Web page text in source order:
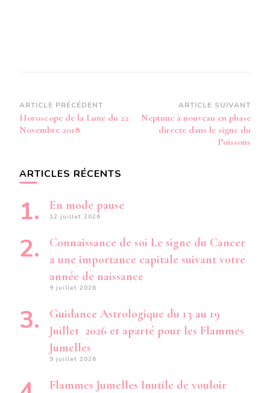
Navigation
d’article
ARTICLE PRÉCÉDENT
Horoscope de la Lune du 22
Novembre 2018
ARTICLE SUIVANT
Neptune à nouveau en phase
directe dans le signe du
Poissons
ARTICLES RÉCENTS
En mode pause
12 juillet 2026
Connaissance de soi Le signe du Cancer
a une importance capitale suivant votre
année de naissance
9 juillet 2026
Guidance Astrologique du 13 au 19
Juillet 2026 et aparté pour les Flammes
Jumelles
9 juillet 2026
Flammes Jumelles Inutile de vouloir